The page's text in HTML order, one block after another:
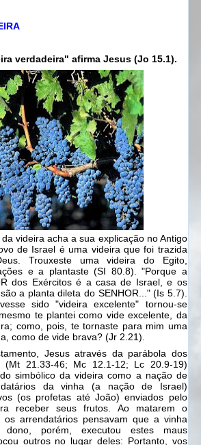
verdadeira" afirma Jesus (Jo 15.1).
videira acha a sua explicação no Antigo
de Israel é uma videira que foi trazida
Trouxeste uma videira do Egito,
e a plantaste(SI 80.8). "Porque a
dos Exércitos é a casa de Israel, e os
a planta dileta do SENHOR..." (Is 5.7).
sido "videira excelente" tornou-se
te plantei como vide excelente, da
como, pois, te tornaste para mim uma
como de vide brava? (Jr 2.21).
Jesus através da parábola dos
(Mt 21.33-46; Mc 12.1-12; Lc 20.9-19)
simbólico da videira como a nação de
da vinha (a nação de Israel)
(os profetas até João) enviados pelo
receber seus frutos. Ao matarem o
os arrendatários pensavam que a vinha
porém, executou estes maus
outros no lugar deles: Portanto, vos